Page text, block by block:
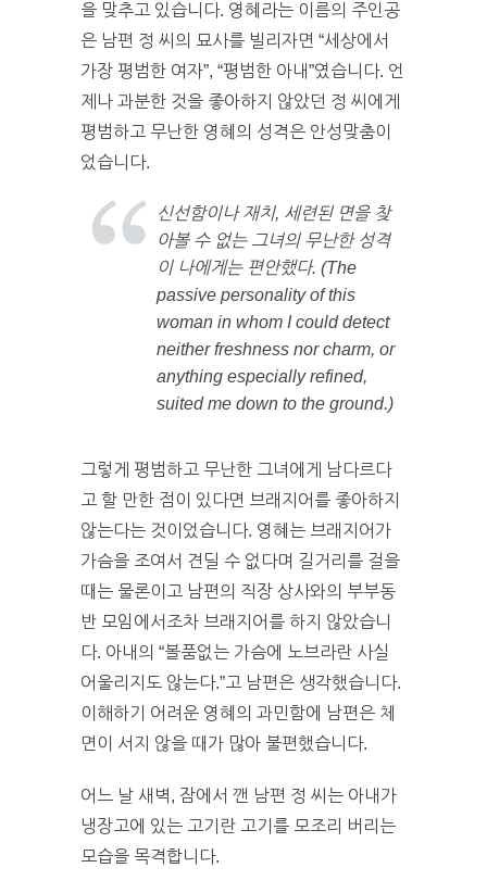
을 맞추고 있습니다. 영혜라는 이름의 주인공
은 남편 정 씨의 묘사를 빌리자면 “세상에서
가장 평범한 여자”, “평범한 아내”였습니다. 언
제나 과분한 것을 좋아하지 않았던 정 씨에게
평범하고 무난한 영혜의 성격은 안성맞춤이
었습니다.
신선함이나 재치, 세련된 면을 찾
아볼 수 없는 그녀의 무난한 성격
이 나에게는 편안했다. (The
passive personality of this
woman in whom I could detect
neither freshness nor charm, or
anything especially refined,
suited me down to the ground.)
그렇게 평범하고 무난한 그녀에게 남다르다
고 할 만한 점이 있다면 브래지어를 좋아하지
않는다는 것이었습니다. 영혜는 브래지어가
가슴을 조여서 견딜 수 없다며 길거리를 걸을
때는 물론이고 남편의 직장 상사와의 부부동
반 모임에서조차 브래지어를 하지 않았습니
다. 아내의 “볼품없는 가슴에 노브라란 사실
어울리지도 않는다.”고 남편은 생각했습니다.
이해하기 어려운 영혜의 과민함에 남편은 체
면이 서지 않을 때가 많아 불편했습니다.
어느 날 새벽, 잠에서 깬 남편 정 씨는 아내가
냉장고에 있는 고기란 고기를 모조리 버리는
모습을 목격합니다.